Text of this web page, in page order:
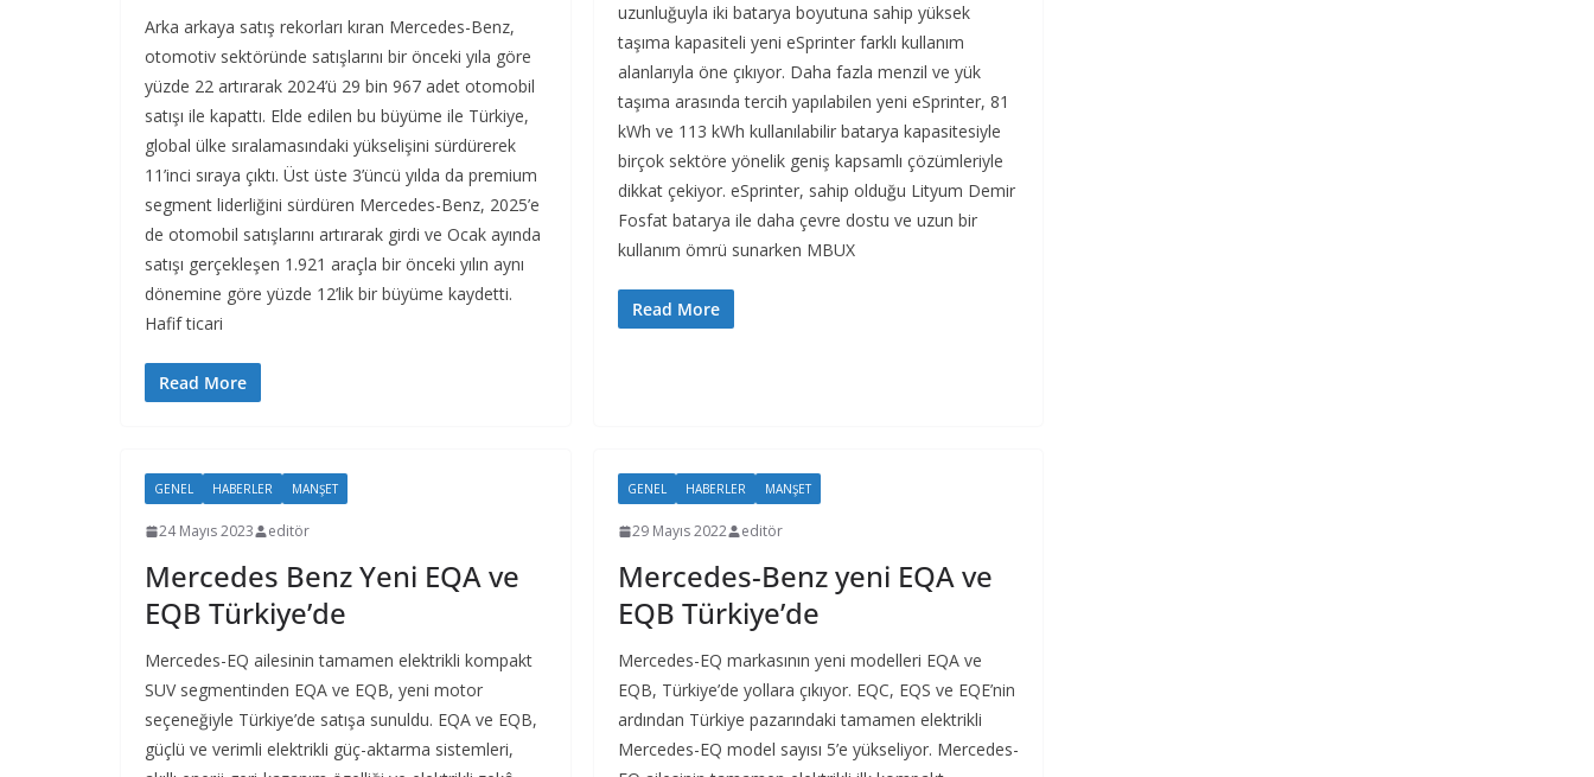
Arka arkaya satış rekorları kıran Mercedes-Benz,
otomotiv sektöründe satışlarını bir önceki yıla göre
yüzde 22 artırarak 2024’ü 29 bin 967 adet otomobil
satışı ile kapattı. Elde edilen bu büyüme ile Türkiye,
global ülke sıralamasındaki yükselişini sürdürerek
11’inci sıraya çıktı. Üst üste 3’üncü yılda da premium
segment liderliğini sürdüren Mercedes-Benz, 2025’e
de otomobil satışlarını artırarak girdi ve Ocak ayında
satışı gerçekleşen 1.921 araçla bir önceki yılın aynı
dönemine göre yüzde 12’lik bir büyüme kaydetti.
Hafif ticari
Read More
uzunluğuyla iki batarya boyutuna sahip yüksek
taşıma kapasiteli yeni eSprinter farklı kullanım
alanlarıyla öne çıkıyor. Daha fazla menzil ve yük
taşıma arasında tercih yapılabilen yeni eSprinter, 81
kWh ve 113 kWh kullanılabilir batarya kapasitesiyle
birçok sektöre yönelik geniş kapsamlı çözümleriyle
dikkat çekiyor. eSprinter, sahip olduğu Lityum Demir
Fosfat batarya ile daha çevre dostu ve uzun bir
kullanım ömrü sunarken MBUX
Read More
GENEL HABERLER MANŞET
24 Mayıs 2023 editör
Mercedes Benz Yeni EQA ve
EQB Türkiye’de
Mercedes-EQ ailesinin tamamen elektrikli kompakt
SUV segmentinden EQA ve EQB, yeni motor
seçeneğiyle Türkiye’de satışa sunuldu. EQA ve EQB,
güçlü ve verimli elektrikli güç-aktarma sistemleri,
GENEL HABERLER MANŞET
29 Mayıs 2022 editör
Mercedes-Benz yeni EQA ve
EQB Türkiye’de
Mercedes-EQ markasının yeni modelleri EQA ve
EQB, Türkiye’de yollara çıkıyor. EQC, EQS ve EQE’nin
ardından Türkiye pazarındaki tamamen elektrikli
Mercedes-EQ model sayısı 5’e yükseliyor. Mercedes-